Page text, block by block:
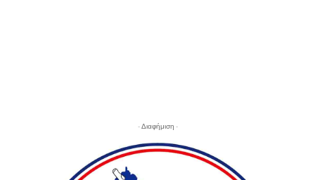
- Διαφήμιση -